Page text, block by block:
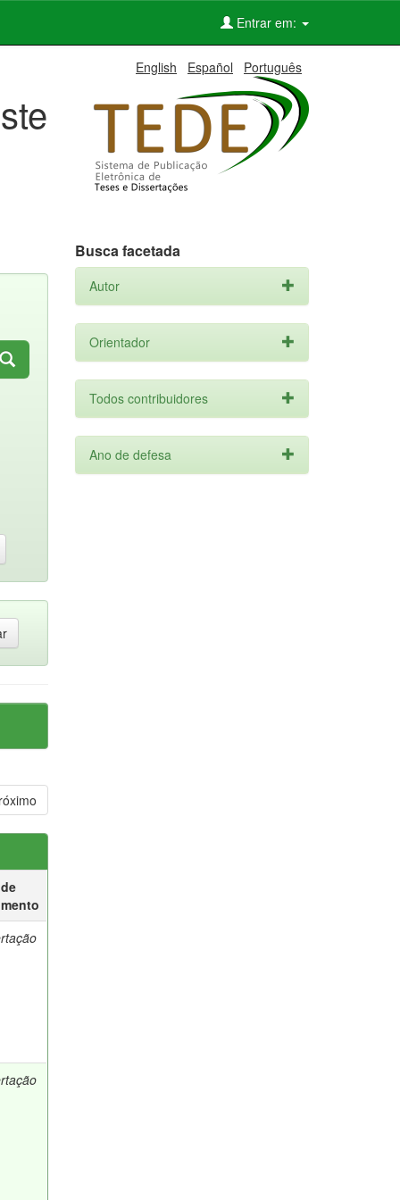
Entrar em:
English Español Português
Busca facetada
Autor
Orientador
Todos contribuidores
Ano de defesa